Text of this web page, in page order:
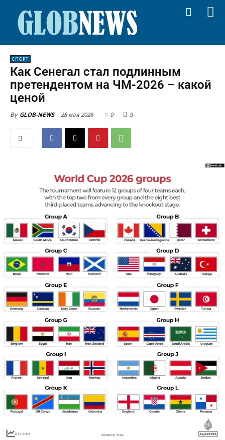
СПОРТ
Как Сенегал стал подлинным
претендентом на ЧМ-2026 – какой
ценой
By GLOB-NEWS 28 мая 2026 0 9